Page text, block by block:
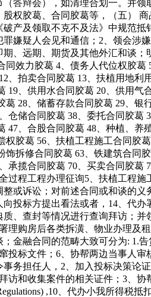
答辩会），如清理合划一。并领
权胶葛、合同胶葛等，（五）
破产及领取不克不及法》中规范
嫌疑人会见和通信；2、领会涉
、远期、期货及其他外汇和谈
同效力胶葛 4、债务人代位权胶
、拍卖合同胶葛 13、扶植用地
19、供用水合同胶葛 20、供用
葛 28、储蓄存款合同胶葛 29、
仓储合同胶葛 38、委托合同胶葛
47、合股合同胶葛 48、种植、
权胶葛 56、扶植工程施工合同胶
饰拆修合同胶葛 63、铁建筑合同
承揽合同胶葛 70、买卖合同胶
过程工程办理征询5、扶植工程
或诉讼；对前述合同或和谈的
投标方提出看法或者，14、代
、查封等情况进行查询拜访；
理购房后各类拆潢、物业办理及
金融合同的范畴大致可分为: 1.
投标文件；6、协帮两边当事人
务担任人，2、加入投标决策论
访和收集案件的相关证件；3、
,10、代办小我所得